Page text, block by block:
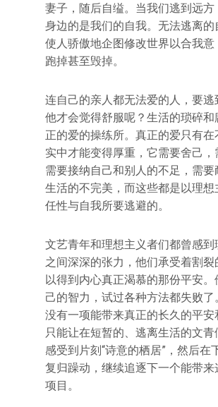
妻子，随后自缢。当我们逃到远方
身边的是我们的自我。无法逃离的
使人骄傲地企图修改世界以合我意
跑掉甚至毁掉。
连自己的亲人都无法爱的人，要逃
他才会觉得舒服呢？生活的琐碎和
正的爱的操练所。真正的爱只有
实中才能变得厚重，它需要舍己，
需要接纳自己和别人的不足，需
生活的不完美，而这些都是以理想
任性与自我所要逃避的。
文艺青年和理想主义者们都曾感到
之间深深的张力，他们承受着割
以得到内心真正渴慕的那份平安。
己的智力，试过各种方法都失败了
没有一项能带来真正的长久的平安
只能让在短暂的、逃离生活的文
感受到片刻“诗意的栖居”，然后在
复归躁动，继续追逐下一个能带来
项目。